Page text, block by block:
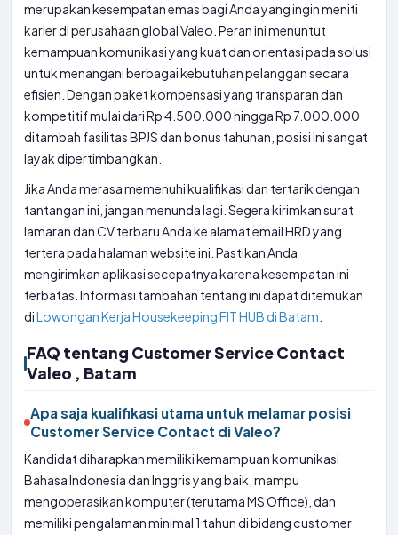
merupakan kesempatan emas bagi Anda yang ingin meniti
karier di perusahaan global Valeo. Peran ini menuntut
kemampuan komunikasi yang kuat dan orientasi pada solusi
untuk menangani berbagai kebutuhan pelanggan secara
efisien. Dengan paket kompensasi yang transparan dan
kompetitif mulai dari Rp 4.500.000 hingga Rp 7.000.000
ditambah fasilitas BPJS dan bonus tahunan, posisi ini sangat
layak dipertimbangkan.
Jika Anda merasa memenuhi kualifikasi dan tertarik dengan
tantangan ini, jangan menunda lagi. Segera kirimkan surat
lamaran dan CV terbaru Anda ke alamat email HRD yang
tertera pada halaman website ini. Pastikan Anda
mengirimkan aplikasi secepatnya karena kesempatan ini
terbatas. Informasi tambahan tentang ini dapat ditemukan
diLowongan Kerja Housekeeping FIT HUB di Batam
FAQ tentang Customer Service Contact
Valeo , Batam
Apa saja kualifikasi utama untuk melamar posisi
Customer Service Contact di Valeo?
Kandidat diharapkan memiliki kemampuan komunikasi
Bahasa Indonesia dan Inggris yang baik, mampu
mengoperasikan komputer (terutama MS Office), dan
memiliki pengalaman minimal 1 tahun di bidang customer